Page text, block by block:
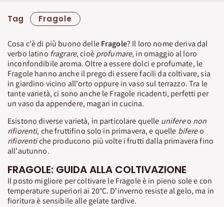
Tag Fragole
Cosa c'è di più buono delleFragole? Il loro nome deriva dal
verbo latino fragrare, cioèprofumare, in omaggio al loro
inconfondibile aroma. Oltre a essere dolci e profumate, le
Fragole hanno anche il prego di essere facili da coltivare, sia
in giardino vicino all'orto oppure in vaso sul terrazzo. Tra le
tante varietà, ci sono anche le Fragole ricadenti, perfetti per
un vaso da appendere, magari in cucina.
Esistono diverse varietà, in particolare quelle unifereo non
rifiorenti, che fruttifino solo in primavera, e quelle bifereo
rifiorentiche producono più volte i frutti dalla primavera fino
all'autunno.
FRAGOLE: GUIDA ALLA COLTIVAZIONE
Il posto migliore per coltivare le Fragole è in pieno sole e con
temperature superiori ai 20°C. D'inverno resiste al gelo, ma in
fioritura è sensibile alle gelate tardive.